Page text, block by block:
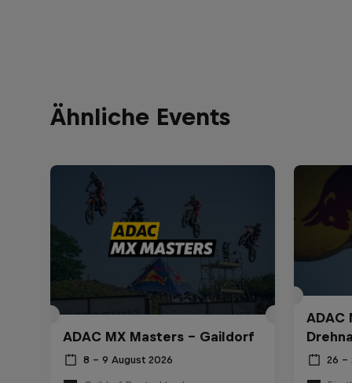
Ähnliche Events
ADAC MX Masters – Gaildorf
8 – 9 August 2026
ADAC
26 –